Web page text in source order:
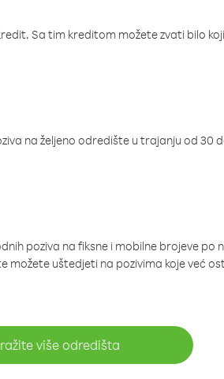
Sa tim kreditom možete zvati bilo
na željeno odredište u trajanju od 30
poziva na fiksne i mobilne brojeve po
možete uštedjeti na pozivima koje već
više odredišta